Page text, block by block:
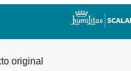
original